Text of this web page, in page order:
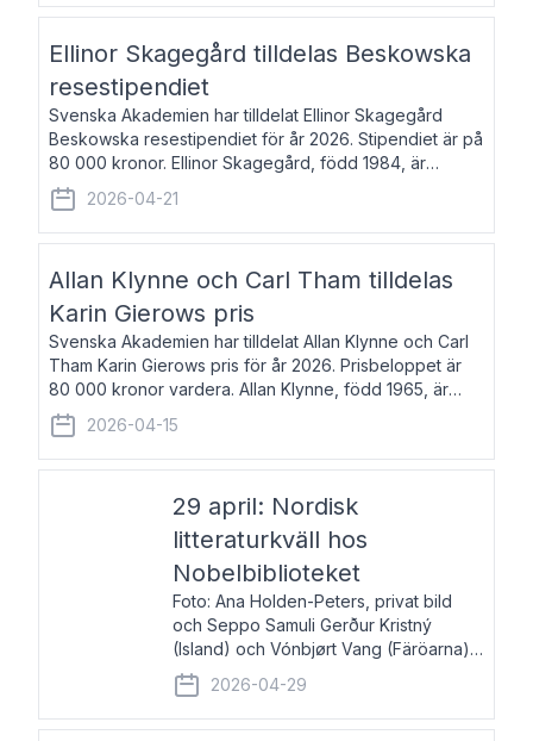
Ellinor Skagegård tilldelas Beskowska
resestipendiet
Svenska Akademien har tilldelat Ellinor Skagegård
Beskowska resestipendiet för år 2026. Stipendiet är på
80 000 kronor. Ellinor Skagegård, född 1984, är
författare, journalist och musiker. Hon skriver
återkommande för Svenska Dagbladet, Ups
2026-04-21
Allan Klynne och Carl Tham tilldelas
Karin Gierows pris
Svenska Akademien har tilldelat Allan Klynne och Carl
Tham Karin Gierows pris för år 2026. Prisbeloppet är
80 000 kronor vardera. Allan Klynne, född 1965, är
arkeolog, författare, översättare och fil.dr i antikens
kultur och samhällsliv. Ut
2026-04-15
29 april: Nordisk
litteraturkväll hos
Nobelbiblioteket
Foto: Ana Holden-Peters, privat bild
och Seppo Samuli Gerður Kristný
(Island) och Vónbjørt Vang (Färöarna)
läser ur sina verk och samtalar med
John Swedenmark. De läser upp på
färöiska, isländska och svenska och
2026-04-29